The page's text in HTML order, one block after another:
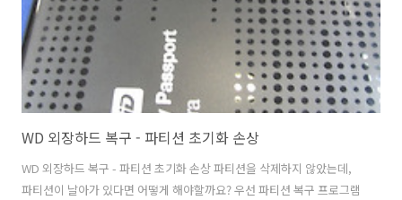
WD 외장하드 복구 - 파티션 초기화 손상
WD 외장하드 복구 - 파티션 초기화 손상 파티션을 삭제하지 않았는데,
파티션이 날아가 있다면 어떻게 해야할까요? 우선 파티션 복구 프로그램